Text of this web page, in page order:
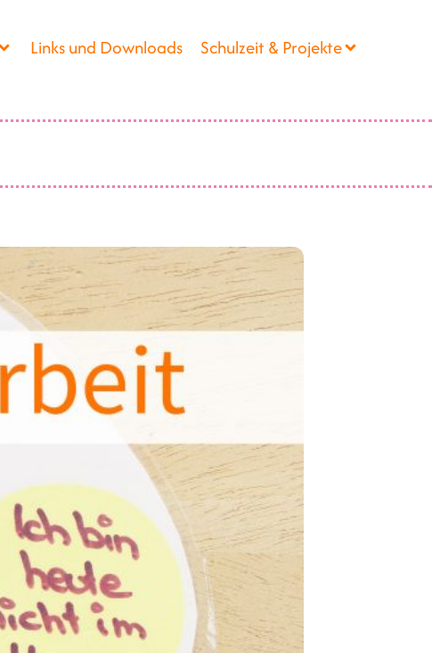
Links und Downloads Schulzeit & Projekte